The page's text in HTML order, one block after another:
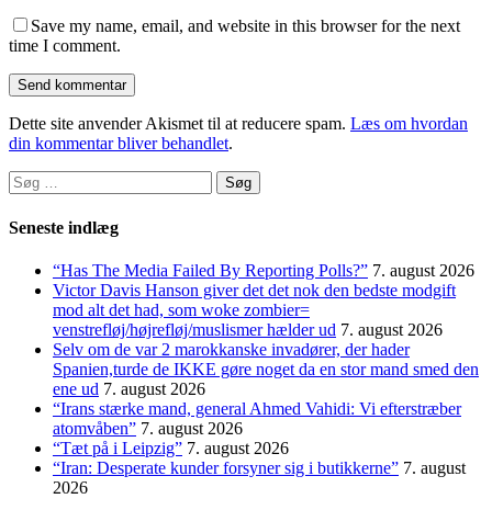
Save my name, email, and website in this browser for the next
time I comment.
Dette site anvender Akismet til at reducere spam. Læs om hvordan
din kommentar bliver behandlet.
Søg
efter:
Seneste indlæg
“Has The Media Failed By Reporting Polls?” 7. august 2026
Victor Davis Hanson giver det det nok den bedste modgift
mod alt det had, som woke zombier=
venstrefløj/højrefløj/muslismer hælder ud 7. august 2026
Selv om de var 2 marokkanske invadører, der hader
Spanien,turde de IKKE gøre noget da en stor mand smed den
ene ud 7. august 2026
“Irans stærke mand, general Ahmed Vahidi: Vi efterstræber
atomvåben” 7. august 2026
“Tæt på i Leipzig” 7. august 2026
“Iran: Desperate kunder forsyner sig i butikkerne” 7. august
2026